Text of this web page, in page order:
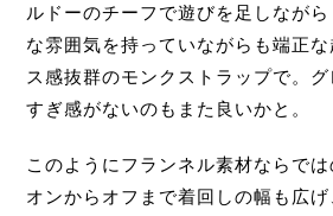
ルドーのチーフで遊びを足しなが
な雰囲気を持っていながらも端正
ス感抜群のモンクストラップで。
すぎ感がないのもまた良いかと。
このようにフランネル素材ならでは
オンからオフまで着回しの幅も広